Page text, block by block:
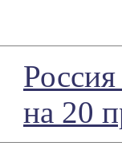
на 20